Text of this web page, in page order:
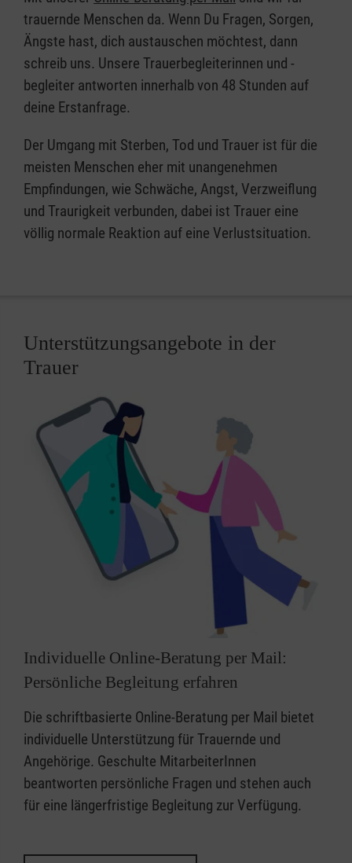
trauernde Menschen da. Wenn Du Fragen, Sorgen,
Ängste hast, dich austauschen möchtest, dann
schreib uns. Unsere Trauerbegleiterinnen und -
begleiter antworten innerhalb von 48 Stunden auf
deine Erstanfrage.
Der Umgang mit Sterben, Tod und Trauer ist für die
meisten Menschen eher mit unangenehmen
Empfindungen, wie Schwäche, Angst, Verzweiflung
und Traurigkeit verbunden, dabei ist Trauer eine
völlig normale Reaktion auf eine Verlustsituation.
Unterstützungsangebote in der
Trauer
Individuelle Online-Beratung per Mail:
Persönliche Begleitung erfahren
Die schriftbasierte Online-Beratung per Mail bietet
individuelle Unterstützung für Trauernde und
Angehörige. Geschulte MitarbeiterInnen
beantworten persönliche Fragen und stehen auch
für eine längerfristige Begleitung zur Verfügung.